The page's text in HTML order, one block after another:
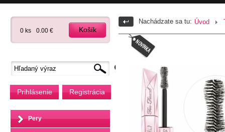
0 ks 0.00 € Košík
Prihlásenie Registrácia
Pery
Nachádzate sa tu: Úvod